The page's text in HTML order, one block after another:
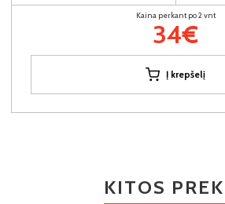
Kaina perkant po 2 vnt
34€
Į krepšelį
KITOS